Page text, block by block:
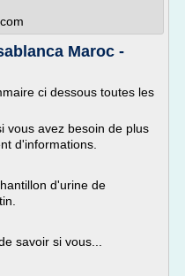
Maroc -
ci dessous toutes les
vous avez besoin de plus
d'informations.
d'urine de
savoir si vous...